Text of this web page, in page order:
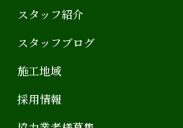
スタッフ紹介
スタッフブログ
施工地域
採用情報